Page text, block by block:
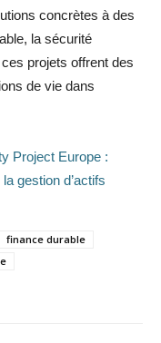
concrètes à des
la sécurité
projets offrent des
de vie dans
Project Europe :
gestion d’actifs
finance durable